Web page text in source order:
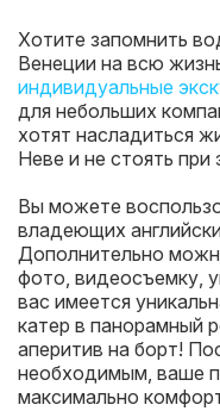
Хотите запомнить
Венеции на всю
индивидуальные
для небольших
хотят насладиться
Неве и не стоять при
Вы можете
владеющих
Дополнительно
фото, видеосъемку,
вас имеется
катер в панорамный
аперитив на борт!
необходимым, ваше
максимально